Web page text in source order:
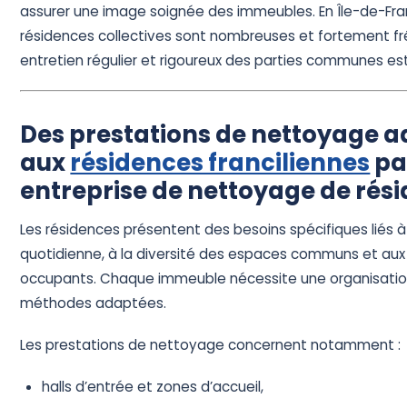
assurer une image soignée des immeubles. En Île-de-
résidences collectives sont nombreuses et fortement
entretien régulier et rigoureux des parties communes
Des prestations de nettoyage
auxrésidences franciliennes
entreprise de nettoyage de
Les résidences présentent des besoins spécifiques liés
quotidienne, à la diversité des espaces communs et
occupants. Chaque immeuble nécessite une
méthodes adaptées.
Les prestations de nettoyage concernent notamment :
halls d’entrée et zones d’accueil,